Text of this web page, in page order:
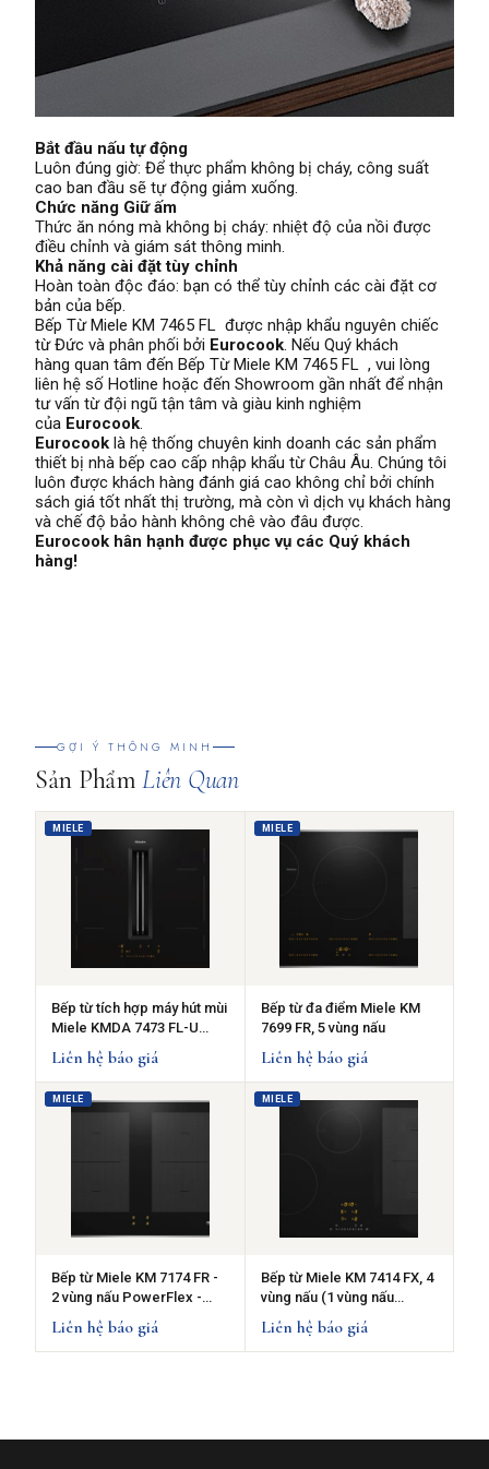
Bắt đầu nấu tự động
Luôn đúng giờ: Để thực phẩm không bị cháy, công suất
cao ban đầu sẽ tự động giảm xuống.
Chức năng Giữ ấm
Thức ăn nóng mà không bị cháy: nhiệt độ của nồi được
điều chỉnh và giám sát thông minh.
Khả năng cài đặt tùy chỉnh
Hoàn toàn độc đáo: bạn có thể tùy chỉnh các cài đặt cơ
bản của bếp.
Bếp Từ Miele KM 7465 FL được nhập khẩu nguyên chiếc
từ Đức và phân phối bởi Eurocook. Nếu Quý khách
hàng quan tâm đến Bếp Từ Miele KM 7465 FL , vui lòng
liên hệ số Hotline hoặc đến Showroom gần nhất để nhận
tư vấn từ đội ngũ tận tâm và giàu kinh nghiệm
của Eurocook.
Eurocook là hệ thống chuyên kinh doanh các sản phẩm
thiết bị nhà bếp cao cấp nhập khẩu từ Châu Âu. Chúng tôi
luôn được khách hàng đánh giá cao không chỉ bởi chính
sách giá tốt nhất thị trường, mà còn vì dịch vụ khách hàng
và chế độ bảo hành không chê vào đâu được.
Eurocook hân hạnh được phục vụ các Quý khách
hàng!
GỢI Ý THÔNG MINH
Sản PhẩmLiên Quan
MIELE
Bếp từ tích hợp máy hút mùi
Miele KMDA 7473 FL-U
Silence - 4 vùng nấu
Liên hệ báo giá
MIELE
Bếp từ đa điểm Miele KM
7699 FR, 5 vùng nấu
Liên hệ báo giá
MIELE
Bếp từ Miele KM 7174 FR -
2 vùng nấu PowerFlex -
điều khiển từ xa
Liên hệ báo giá
MIELE
Bếp từ Miele KM 7414 FX, 4
vùng nấu (1 vùng nấu
PowerFlex)
Liên hệ báo giá